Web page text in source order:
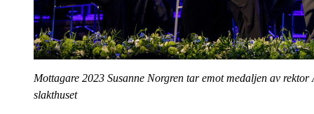
Mottagare 2023 Susanne Norgren tar emot medaljen av
slakthuset